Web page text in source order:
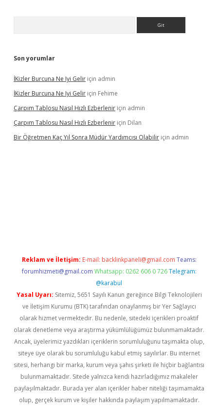
Son yorumlar
İKizler Burcuna Ne Iyi Gelir için admin
İKizler Burcuna Ne Iyi Gelir için Fehime
Çarpım Tablosu Nasıl Hızlı Ezberlenir için admin
Çarpım Tablosu Nasıl Hızlı Ezberlenir için Dilan
Bir Öğretmen Kaç Yıl Sonra Müdür Yardımcısı Olabilir için admin
Reklam ve İletişim: E-mail: backlinkpaneli@gmail.com Teams:
forumhizmeti@gmail.com Whatsapp: 0262 606 0 726 Telegram:
@karabul
Yasal Uyarı: Sitemiz, 5651 Sayılı Kanun gereğince Bilgi Teknolojileri
ve İletişim Kurumu (BTK) tarafından onaylanmış bir Yer Sağlayıcı
olarak hizmet vermektedir. Bu nedenle, sitedeki içerikleri proaktif
olarak denetleme veya araştırma yükümlülüğümüz bulunmamaktadır.
Ancak, üyelerimiz yazdıkları içeriklerin sorumluluğunu taşımakta olup,
siteye üye olarak bu sorumluluğu kabul etmiş sayılırlar. Bu internet
sitesi, herhangi bir marka, kurum veya şahıs şirketi ile hiçbir bağlantısı
bulunmamaktadır. Sitede yalnızca kendi hazırladığımız makaleler
paylaşılmaktadır. Burada yer alan içerikler haber niteliği taşımamakta
olup, gerçek kurum ve kişiler hakkında paylaşım yapılmamaktadır.